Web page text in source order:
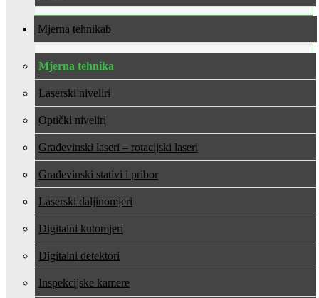
Mjerna tehnika
Mjerna tehnika
Laserski niveliri
Optički niveliri
Građevinski laseri – rotacijski laseri
Građevinski stativi i pribor
Laserski daljinomjeri
Digitalni kutomjeri
Digitalni detektori
Inspekcijske kamere